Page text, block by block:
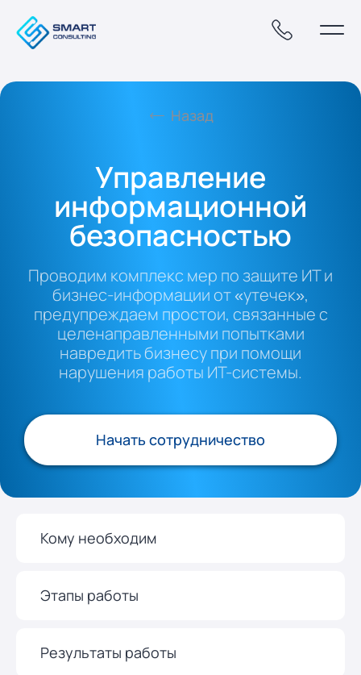
Назад
Управление
информационной
безопасностью
Проводим комплекс мер по защите ИТ и
бизнес-информации от «утечек»,
предупреждаем простои, связанные с
целенаправленными попытками
навредить бизнесу при помощи
нарушения работы ИТ-системы.
Начать сотрудничество
Кому необходим
Этапы работы
Результаты работы